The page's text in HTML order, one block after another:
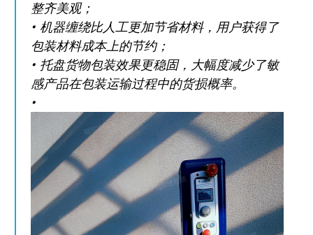
整齐美观；
机器缠绕比人工更加节省材料，用户获得了
包装材料成本上的节约；
托盘货物包装效果更稳固，大幅度减少了敏
感产品在包装运输过程中的货损概率。